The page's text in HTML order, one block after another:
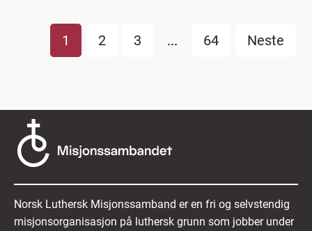
1 2 3 ... 64 Neste
Norsk Luthersk Misjonssamband er en fri og selvstendig
misjonsorganisasjon på luthersk grunn som jobber under